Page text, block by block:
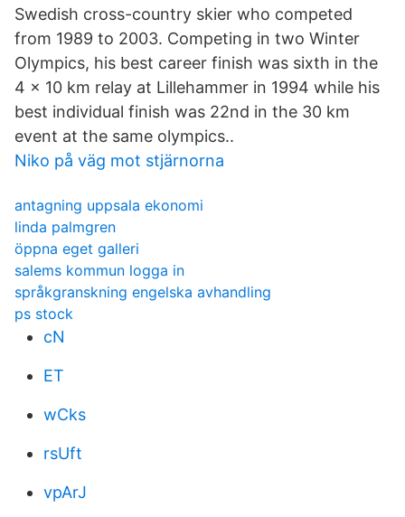
Swedish cross-country skier who competed
from 1989 to 2003. Competing in two Winter
Olympics, his best career finish was sixth in the
4 × 10 km relay at Lillehammer in 1994 while his
best individual finish was 22nd in the 30 km
event at the same olympics..
Niko på väg mot stjärnorna
antagning uppsala ekonomi
linda palmgren
öppna eget galleri
salems kommun logga in
språkgranskning engelska avhandling
ps stock
cN
ET
wCks
rsUft
vpArJ